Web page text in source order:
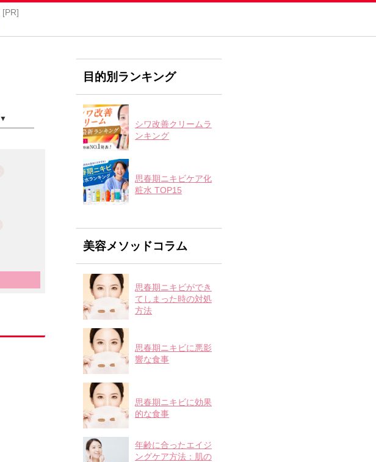
目的別ランキング
シワ改善クリームラ
ンキング
思春期ニキビケア化
粧水 TOP15
美容メソッドコラム
思春期ニキビができ
てしまった時の対処
方法
思春期ニキビに悪影
響な食事
思春期ニキビに効果
的な食事
年齢に合ったエイジ
ングケア方法：肌の